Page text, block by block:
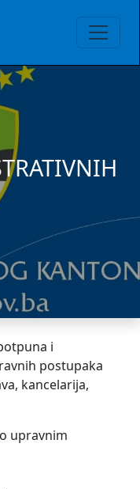
i
postupaka
kancelarija,
upravnim